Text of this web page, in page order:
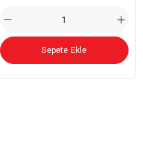
Sepete Ekle